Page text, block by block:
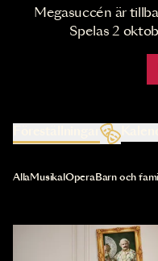
Megasuccén är
Spelas 2
Val av kategori uppdaterar
AllaMusikal OperaBarn och